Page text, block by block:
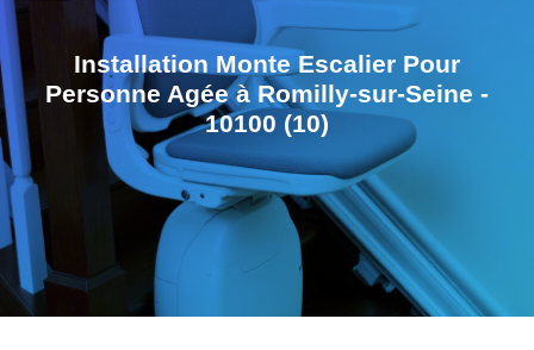
Installation Monte Escalier Pour
Personne Agée à Romilly-sur-Seine -
10100 (10)